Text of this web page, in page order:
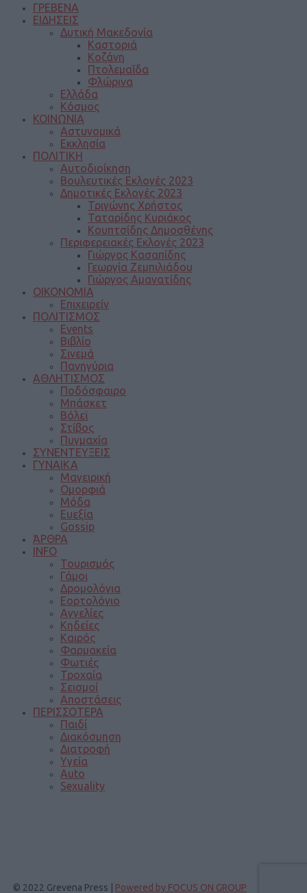
ΓΡΕΒΕΝΑ
ΕΙΔΗΣΕΙΣ
Δυτική Μακεδονία
Καστοριά
Κοζάνη
Πτολεμαΐδα
Φλώρινα
Ελλάδα
Κόσμος
ΚΟΙΝΩΝΙΑ
Αστυνομικά
Εκκλησία
ΠΟΛΙΤΙΚΗ
Αυτοδιοίκηση
Βουλευτικές Εκλογές 2023
Δημοτικές Εκλογές 2023
Τριγώνης Χρήστος
Ταταρίδης Κυριάκος
Κουπτσίδης Δημοσθένης
Περιφερειακές Εκλογές 2023
Γιώργος Κασαπίδης
Γεωργία Ζεμπιλιάδου
Γιώργος Αμανατίδης
ΟΙΚΟΝΟΜΙΑ
Επιχειρείν
ΠΟΛΙΤΙΣΜΟΣ
Events
Βιβλίο
Σινεμά
Πανηγύρια
ΑΘΛΗΤΙΣΜΟΣ
Ποδόσφαιρο
Μπάσκετ
Βόλεϊ
Στίβος
Πυγμαχία
ΣΥΝΕΝΤΕΥΞΕΙΣ
ΓΥΝΑΙΚΑ
Μαγειρική
Ομορφιά
Μόδα
Ευεξία
Gossip
ΆΡΘΡΑ
INFO
Τουρισμός
Γάμοι
Δρομολόγια
Εορτολόγιο
Αγγελίες
Κηδείες
Καιρός
Φαρμακεία
Φωτιές
Τροχαία
Σεισμοί
Αποστάσεις
ΠΕΡΙΣΣΟΤΕΡΑ
Παιδί
Διακόσμηση
Διατροφή
Υγεία
Auto
Sexuality
© 2022 Grevena Press | Powered by FOCUS ON GROUP